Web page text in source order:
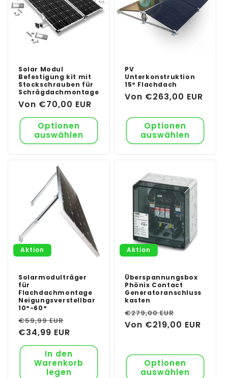
Solar Modul
Befestigung kit mit
Stockschrauben für
Schrägdachmontage
Normaler
Preis
Von €70,00 EUR
Optionen
auswählen
PV
Unterkonstruktion
15° Flachdach
Normaler
Von €263,00 EUR
Optionen
auswählen
Aktion
Solarmodulträger
für
Flachdachmontage
Neigungsverstellbar
10°-60°
Normaler
Preis
€59,99 EUR
Verkaufspreis
€34,99 EUR
In den
Warenkorb
legen
Aktion
Überspannungsbox
Phönix Contact
Generatoranschluss
kasten
Normaler
Preis
€279,00 EUR
Von €219,00 EUR
Optionen
auswählen